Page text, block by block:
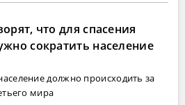
что для спасения
сократить население
должно происходить за
мира